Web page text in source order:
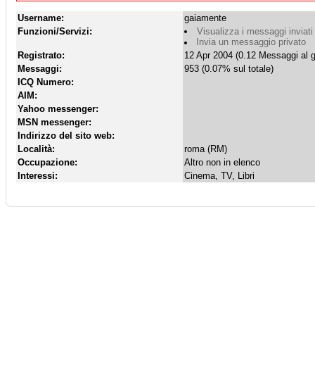
Username:
gaiamente
Funzioni/Servizi:
Visualizza i messaggi
Invia un messaggio privato
Registrato:
12 Apr 2004 (0.12 Messaggi al
Messaggi:
953 (0.07% sul totale)
ICQ Numero:
AIM:
Yahoo messenger:
MSN messenger:
Indirizzo del sito web:
Località:
roma (RM)
Occupazione:
Altro non in elenco
Interessi:
Cinema, TV, Libri